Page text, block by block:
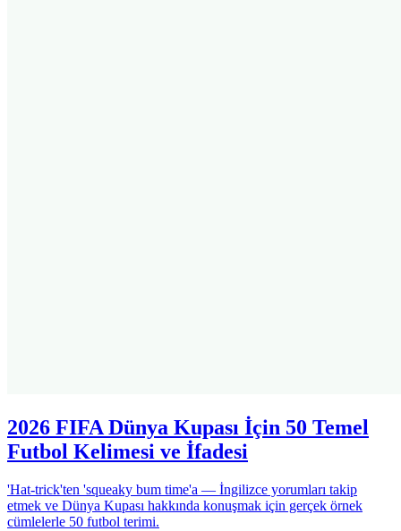
2026 FIFA Dünya Kupası İçin 50 Temel
Futbol Kelimesi ve İfadesi
'Hat-trick'ten 'squeaky bum time'a — İngilizce yorumları takip
etmek ve Dünya Kupası hakkında konuşmak için gerçek örnek
cümlelerle 50 futbol terimi.